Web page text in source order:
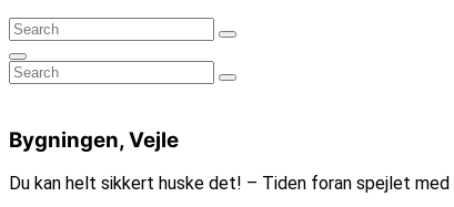
Search
for:
Search
Search
Search
for:
Search
Bygningen, Vejle
Du kan helt sikkert huske det! – Tiden foran spejlet